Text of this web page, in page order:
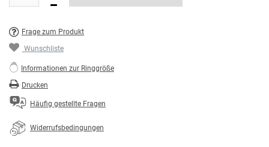
Frage zum Produkt
Wunschliste
Informationen zur Ringgröße
Drucken
Häufig gestellte Fragen
Widerrufsbedingungen